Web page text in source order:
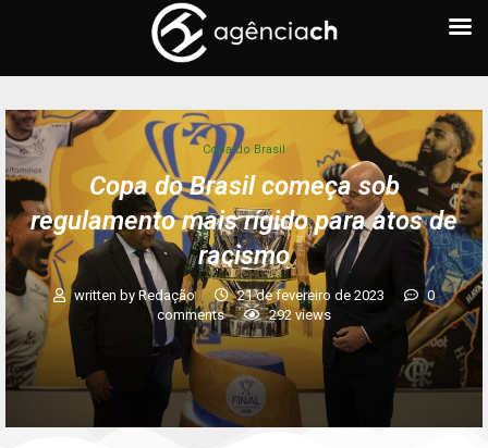
Copa do Brasil
Copa do Brasil começa sob
regulamento mais rígido para atos de
racismo
written by Redação 21 de fevereiro de 2023
0
comments
292 views